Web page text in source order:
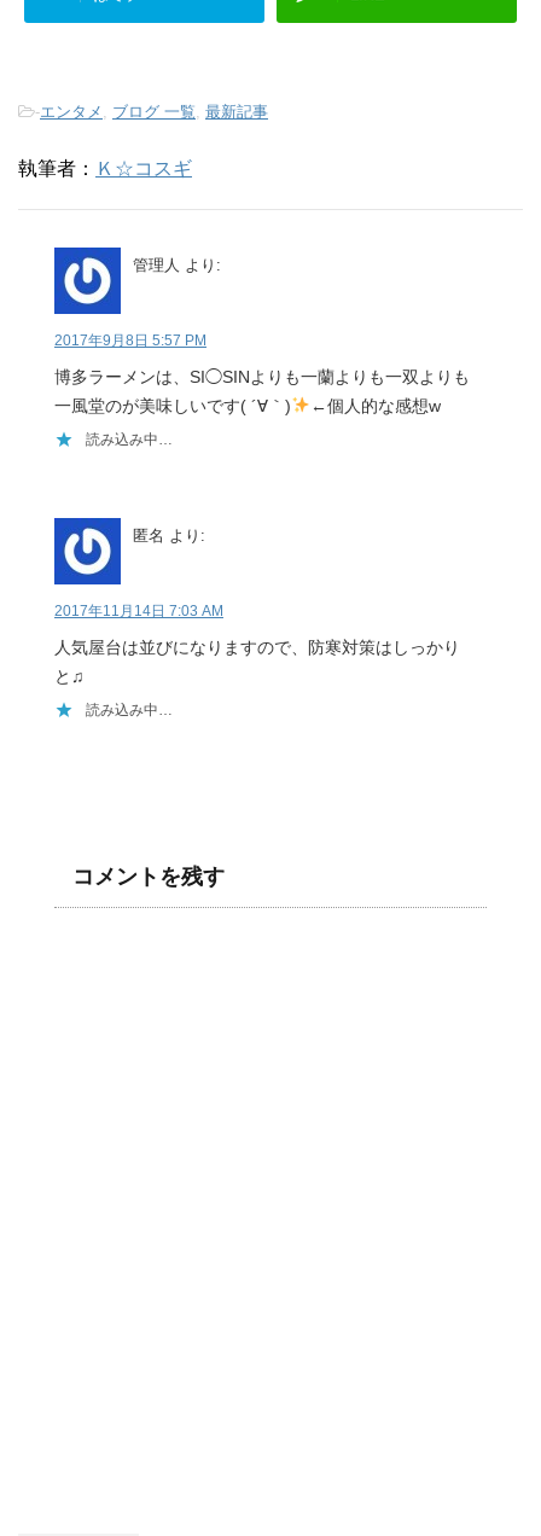
-エンタメ , ブログ 一覧, 最新記事
執筆者： Ｋ☆コスギ
管理人 より:
2017年9月8日 5:57 PM
博多ラーメンは、SI◯SINよりも一蘭よりも一双よりも
一風堂のが美味しいです( ´∀｀)
←個人的な感想w
読み込み中…
匿名 より:
2017年11月14日 7:03 AM
人気屋台は並びになりますので、防寒対策はしっかり
と♫
読み込み中…
コメントを残す